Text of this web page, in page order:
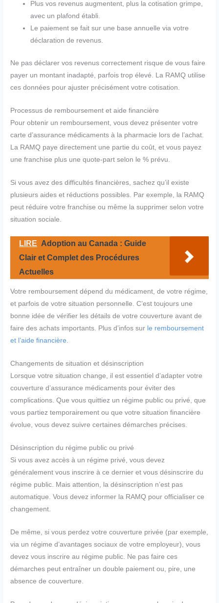
Plus vos revenus augmentent, plus la cotisation grimpe,
avec un plafond établi.
Le paiement se fait sur une base annuelle via votre
déclaration de revenus.
Ne pas déclarer vos revenus correctement risque de vous faire
payer un montant inadapté, parfois trop élevé. La RAMQ utilise
ces données pour ajuster précisément votre cotisation.
Processus de remboursement et aide financière
Pour obtenir un remboursement, vous devez présenter votre
carte d’assurance médicaments à la pharmacie lors de l’achat.
La RAMQ paye directement une partie du coût, et vous payez
une franchise plus une quote-part selon le % prévu.
Si vous avez des difficultés financières, sachez qu’il existe
plusieurs aides et réductions possibles. Par exemple, la RAMQ
peut réduire votre franchise ou même la supprimer selon votre
situation sociale.
LIRE Adoption au Canada : Guide
Clair et Complet des Procédures
Actuelles
Votre remboursement dépend du médicament, de votre régime,
et parfois de votre situation personnelle. C’est toujours une
bonne idée de vérifier les détails de votre couverture avant de
faire des achats importants. Plus d’infos sur le remboursement
et l’aide financière.
Changements de situation et désinscription
Lorsque votre situation change, il est essentiel d’adapter votre
couverture d’assurance médicaments pour éviter des
complications. Que vous quittiez un régime public ou privé, que
vous partiez temporairement ou que votre situation financière
évolue, vous devez suivre certaines démarches précises.
Désinscription du régime public ou privé
Si vous avez accès à un régime privé, vous devez
généralement vous inscrire à ce dernier et vous désinscrire du
régime public. Mais attention, la désinscription n’est pas
automatique. Vous devez informer la RAMQ pour officialiser ce
changement.
De même, si vous perdez votre couverture privée (par exemple,
via un régime d’avantages sociaux de votre employeur), vous
devez vous inscrire au régime public. Ne pas faire ces
démarches peut entraîner un double paiement ou, pire, une
absence de couverture.